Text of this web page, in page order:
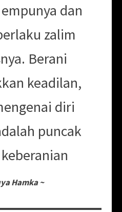
dan
zalim
Berani
keadilan,
diri
puncak
Hamka ~